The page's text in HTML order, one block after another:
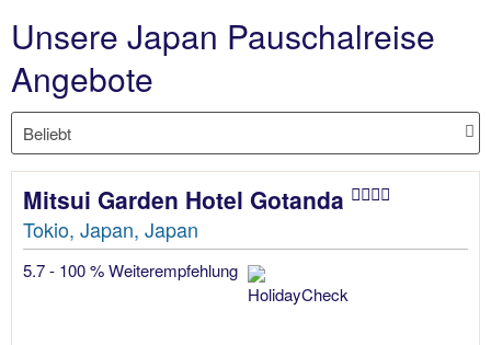
Unsere Japan Pauschalreise
Angebote
Mitsui Garden Hotel Gotanda
Tokio, Japan, Japan
5.7 - 100 % Weiterempfehlung